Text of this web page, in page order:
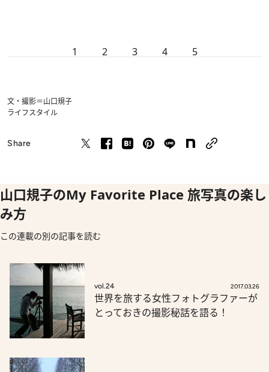
1 2 3 4 5
文・撮影＝山口規子
ライフスタイル
Share
山口規子のMy Favorite Place 旅写真の楽し
み方
この連載の別の記事を読む
vol.24 2017.03.26
世界を旅する女性フォトグラファーが
とっておきの撮影秘話を語る！